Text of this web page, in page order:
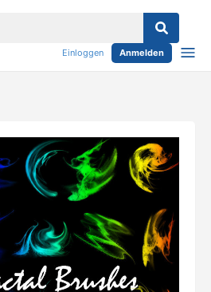
Einloggen Anmelden